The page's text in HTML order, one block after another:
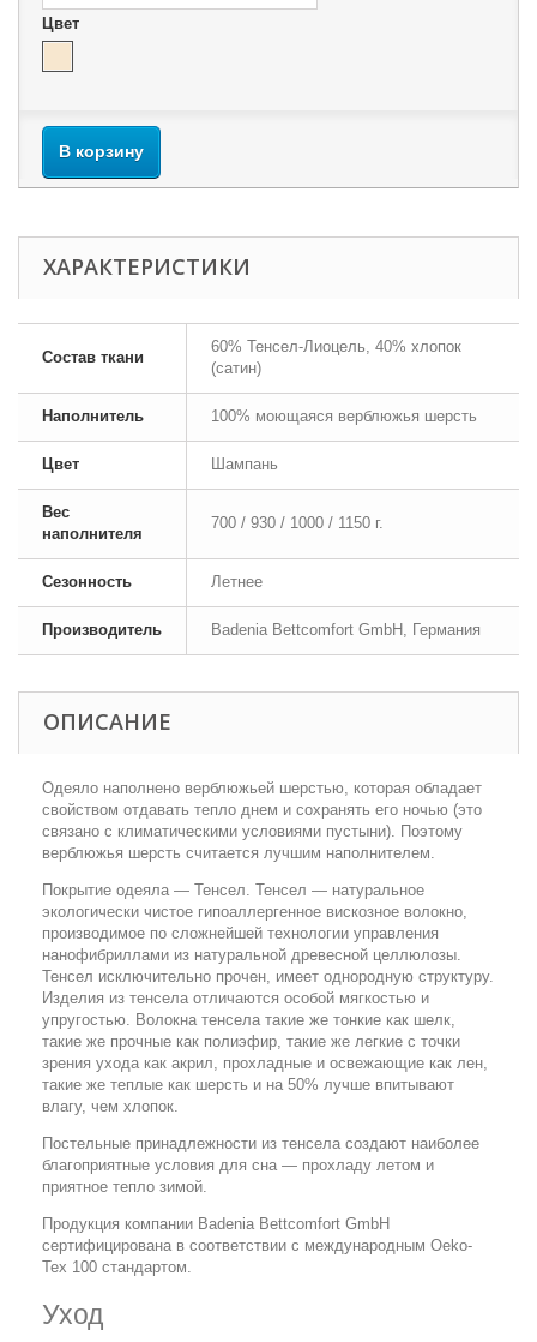
Цвет
В корзину
ХАРАКТЕРИСТИКИ
Состав ткани
60% Тенсел-Лиоцель, 40% хлопок
(сатин)
Наполнитель 100% моющаяся верблюжья шерсть
Цвет Шампань
Вес
наполнителя
700 / 930 / 1000 / 1150 г.
Сезонность Летнее
Производитель Badenia Bettcomfort GmbH, Германия
ОПИСАНИЕ
Одеяло наполнено верблюжьей шерстью, которая обладает
свойством отдавать тепло днем и сохранять его ночью (это
связано с климатическими условиями пустыни). Поэтому
верблюжья шерсть считается лучшим наполнителем.
Покрытие одеяла — Тенсел. Тенсел — натуральное
экологически чистое гипоаллергенное вискозное волокно,
производимое по сложнейшей технологии управления
нанофибриллами из натуральной древесной целлюлозы.
Тенсел исключительно прочен, имеет однородную структуру.
Изделия из тенсела отличаются особой мягкостью и
упругостью. Волокна тенсела такие же тонкие как шелк,
такие же прочные как полиэфир, такие же легкие с точки
зрения ухода как акрил, прохладные и освежающие как лен,
такие же теплые как шерсть и на 50% лучше впитывают
влагу, чем хлопок.
Постельные принадлежности из тенсела создают наиболее
благоприятные условия для сна — прохладу летом и
приятное тепло зимой.
Продукция компании Badenia Bettcomfort GmbH
сертифицирована в соответствии с международным Oeko-
Tex 100 стандартом.
Уход